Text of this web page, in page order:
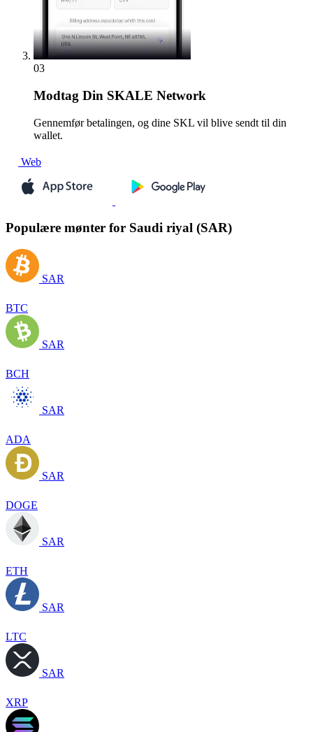
03
Modtag Din SKALE Network
Gennemfør betalingen, og dine SKL vil blive sendt til din
wallet.
Web
Populære mønter for Saudi riyal (SAR)
SAR
BTC
SAR
BCH
SAR
ADA
SAR
DOGE
SAR
ETH
SAR
LTC
SAR
XRP